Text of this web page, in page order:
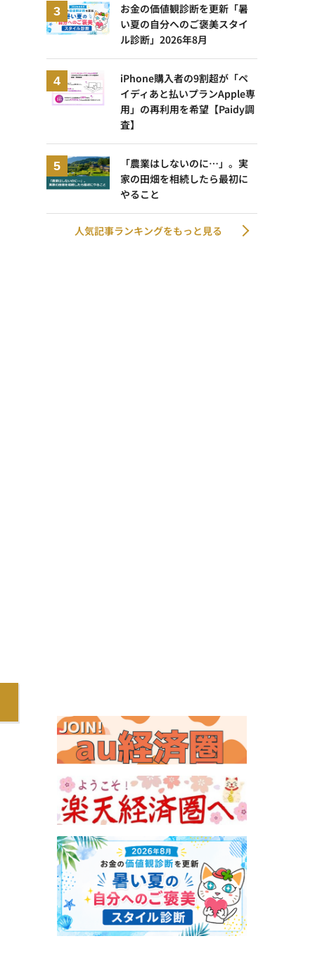
お金の価値観診断を更新「暑
い夏の自分へのご褒美スタイ
ル診断」2026年8月
iPhone購入者の9割超が「ペ
イディあと払いプランApple専
用」の再利用を希望【Paidy調
査】
「農業はしないのに…」。実
家の田畑を相続したら最初に
やること
人気記事ランキングをもっと見る